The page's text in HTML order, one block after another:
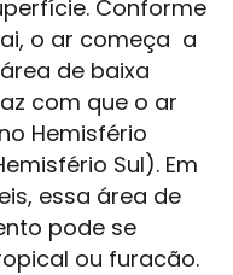
Conforme
o ar começa a
de baixa
com que o ar
Hemisfério
Sul). Em
essa área de
pode se
ou furacão.